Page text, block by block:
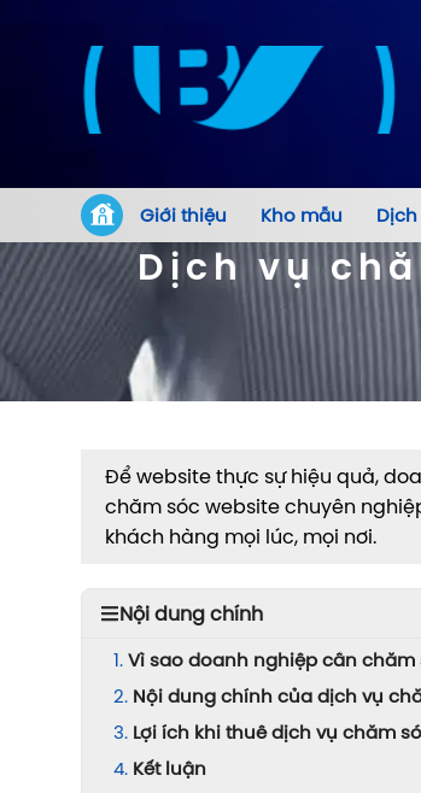
Giới thiệu Kho mẫu
Dịch vụ
Để website thực sự hiệu quả,
chăm sóc website chuyên
khách hàng mọi lúc, mọi nơi.
Nội dung chính
Vì sao doanh nghiệp cần chăm
Nội dung chính của dịch vụ
Lợi ích khi thuê dịch vụ chăm
Kết luận